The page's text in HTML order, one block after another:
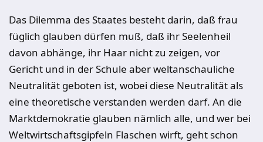
Das Dilemma des Staates besteht darin, daß frau
füglich glauben dürfen muß, daß ihr Seelenheil
davon abhänge, ihr Haar nicht zu zeigen, vor
Gericht und in der Schule aber weltanschauliche
Neutralität geboten ist, wobei diese Neutralität als
eine theoretische verstanden werden darf. An die
Marktdemokratie glauben nämlich alle, und wer bei
Weltwirtschaftsgipfeln Flaschen wirft, geht schon